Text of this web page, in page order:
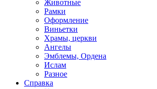
Животные
Рамки
Оформление
Виньетки
Храмы, церкви
Ангелы
Эмблемы, Ордена
Ислам
Разное
Справка